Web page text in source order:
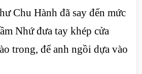
Chu Hành đã say đến mức
Nhứ đưa tay khép cửa
trong, để anh ngồi dựa vào